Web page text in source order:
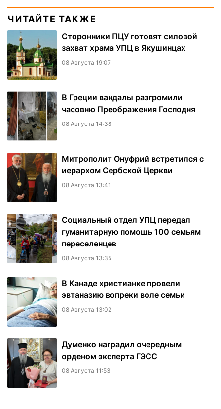
ЧИТАЙТЕ ТАКЖЕ
Сторонники ПЦУ готовят силовой
захват храма УПЦ в Якушинцах
08 Августа 19:07
В Греции вандалы разгромили
часовню Преображения Господня
08 Августа 14:38
Митрополит Онуфрий встретился с
иерархом Сербской Церкви
08 Августа 13:41
Социальный отдел УПЦ передал
гуманитарную помощь 100 семьям
переселенцев
08 Августа 13:35
В Канаде христианке провели
эвтаназию вопреки воле семьи
08 Августа 13:02
Думенко наградил очередным
орденом эксперта ГЭСС
08 Августа 11:53